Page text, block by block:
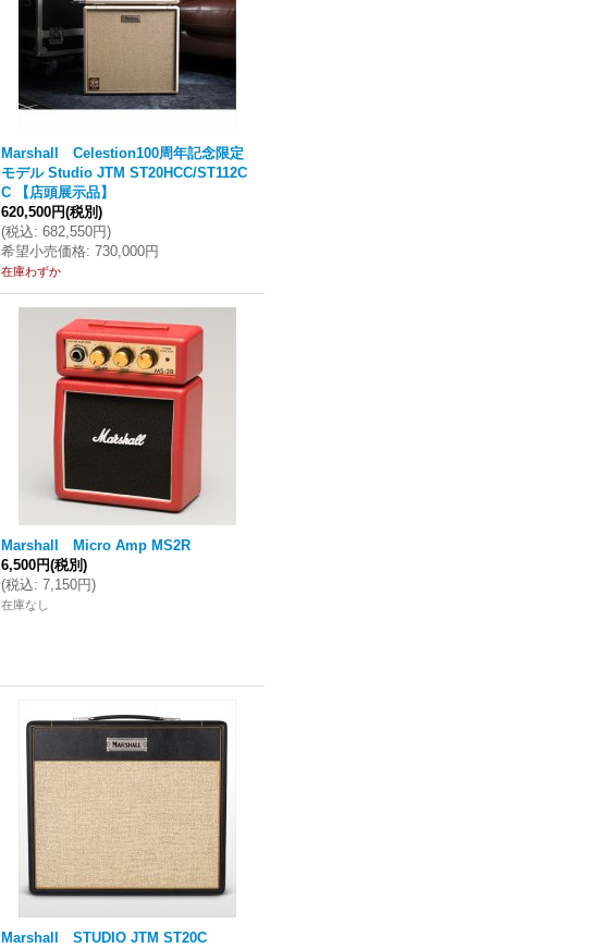
Marshall Celestion100周年記念限定
モデル Studio JTM ST20HCC/ST112C
C 【店頭展示品】
620,500円(税別)
(税込: 682,550円)
希望小売価格: 730,000円
在庫わずか
Marshall Micro Amp MS2R
6,500円(税別)
(税込: 7,150円)
在庫なし
Marshall STUDIO JTM ST20C